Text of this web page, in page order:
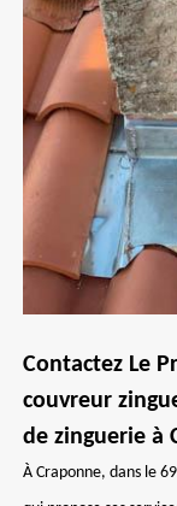
Contactez Le
couvreur
de zinguerie à
À Craponne, dans le